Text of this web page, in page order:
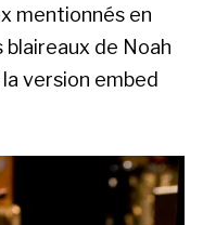
mentionnés en
blaireaux de Noah
version embed